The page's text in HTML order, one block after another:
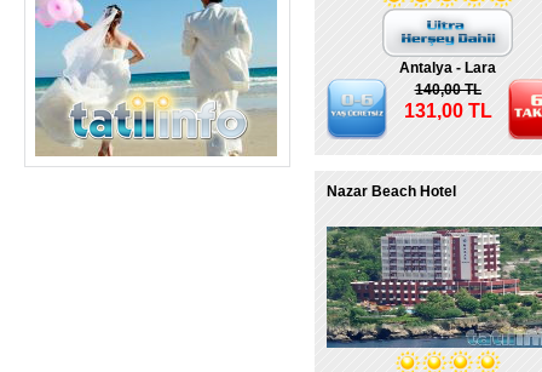
Antalya - Lara
140,00 TL
131,00 TL
Nazar Beach Hotel